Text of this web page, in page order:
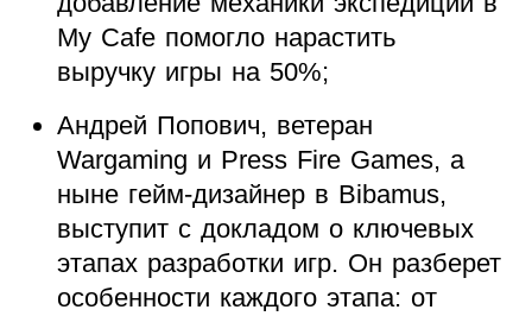
My Cafe помогло нарастить
выручку игры на 50%;
Андрей Попович, ветеран
Wargaming и Press Fire Games, а
ныне гейм-дизайнер в Bibamus,
выступит с докладом о ключевых
этапах разработки игр. Он разберет
особенности каждого этапа: от